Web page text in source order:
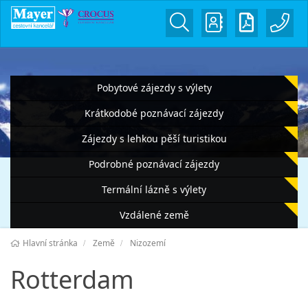
Pobytové zájezdy s výlety
Krátkodobé poznávací zájezdy
Zájezdy s lehkou pěší turistikou
Podrobné poznávací zájezdy
Termální lázně s výlety
Vzdálené země
Hlavní stránka Země Nizozemí
Rotterdam